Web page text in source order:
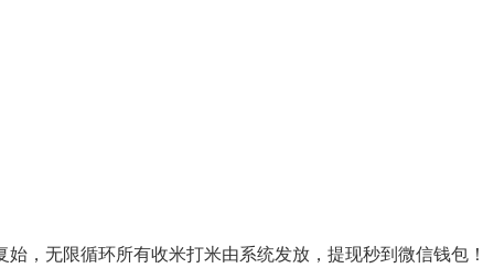
，无限循环所有收米打米由系统发放，提现秒到微信钱包！